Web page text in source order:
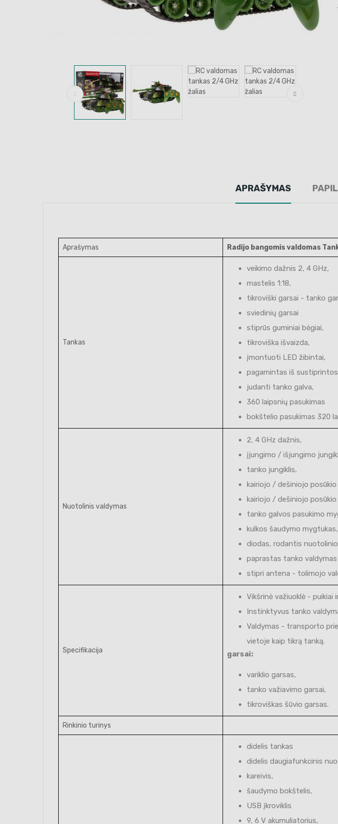
APRAŠYMAS
Aprašymas Radijo bangomis valdomas
Tankas
veikimo dažnis 2, 4 GHz,
mastelis 1:18,
tikroviški garsai - tanko
sviedinių garsai
stiprūs guminiai bėgiai,
tikroviška išvaizda,
įmontuoti LED žibintai,
pagamintas iš
judanti tanko galva,
360 laipsnių pasukimas
bokštelio pasukimas 320
Nuotolinis valdymas
2, 4 GHz dažnis,
įjungimo / išjungimo
tanko jungiklis,
kairiojo / dešiniojo
kairiojo / dešiniojo
tanko galvos pasukimo
kulkos šaudymo mygtukas,
diodas, rodantis
paprastas tanko valdymas
stipri antena - tolimojo
Specifikacija
Vikšrinė važiuoklė -
Instinktyvus tanko
Valdymas - transporto
vietoje kaip tikrą tanką.
garsai:
variklio garsas,
tanko važiavimo garsai,
tikroviškas šūvio garsas.
Rinkinio turinys
didelis tankas
didelis daugiafunkcinis
kareivis,
šaudymo bokštelis,
USB įkroviklis
9, 6 V akumuliatorius,